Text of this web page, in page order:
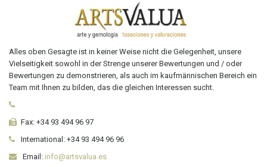
Alles oben Gesagte ist in keiner Weise nicht die Gelegenheit, unsere
Vielseitigkeit sowohl in der Strenge unserer Bewertungen und / oder
Bewertungen zu demonstrieren, als auch im kaufmännischen Bereich ein
Team mit Ihnen zu bilden, das die gleichen Interessen sucht.
Fax: +34 93 494 96 97
International: +34 93 494 96 96
Email: info@artsvalua.es